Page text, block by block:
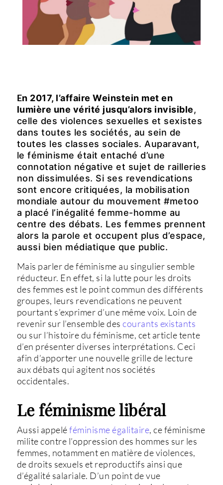
En 2017, l’affaire Weinstein met en
lumière une vérité jusqu’alors invisible,
celle des violences sexuelles et sexistes
dans toutes les sociétés, au sein de
toutes les classes sociales. Auparavant,
le féminisme était entaché d’une
connotation négative et sujet de railleries
non dissimulées. Si ses revendications
sont encore critiquées, la mobilisation
mondiale autour du mouvement #metoo
a placé l’inégalité femme-homme au
centre des débats. Les femmes prennent
alors la parole et occupent plus d’espace,
aussi bien médiatique que public.
Mais parler de féminisme au singulier semble
réducteur. En effet, si la lutte pour les droits
des femmes est le point commun des différents
groupes, leurs revendications ne peuvent
pourtant s’exprimer d’une même voix. Loin de
revenir sur l’ensemble descourants existants
ou sur l’histoire du féminisme, cet article tente
d’en présenter diverses interprétations. Ceci
afin d’apporter une nouvelle grille de lecture
aux débats qui agitent nos sociétés
occidentales.
Le féminisme libéral
Aussi appeléféminisme égalitaire, ce féminisme
milite contre l’oppression des hommes sur les
femmes, notamment en matière de violences,
de droits sexuels et reproductifs ainsi que
d’égalité salariale. D’un point de vue